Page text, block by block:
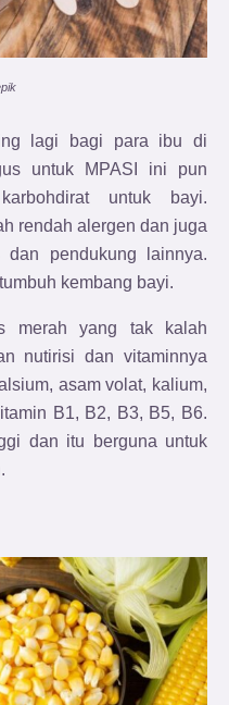
lagi bagi para ibu di
untuk MPASI ini pun
untuk bayi.
rendah alergen dan juga
pendukung lainnya.
kembang bayi.
merah yang tak kalah
nutirisi dan vitaminnya
asam volat, kalium,
B1, B2, B3, B5, B6.
dan itu berguna untuk